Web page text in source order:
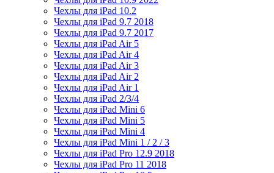
Чехлы для iPad 10.2
Чехлы для iPad 9.7 2018
Чехлы для iPad 9.7 2017
Чехлы для iPad Air 5
Чехлы для iPad Air 4
Чехлы для iPad Air 3
Чехлы для iPad Air 2
Чехлы для iPad Air 1
Чехлы для iPad 2/3/4
Чехлы для iPad Mini 6
Чехлы для iPad Mini 5
Чехлы для iPad Mini 4
Чехлы для iPad Mini 1 / 2 / 3
Чехлы для iPad Pro 12.9 2018
Чехлы для iPad Pro 11 2018